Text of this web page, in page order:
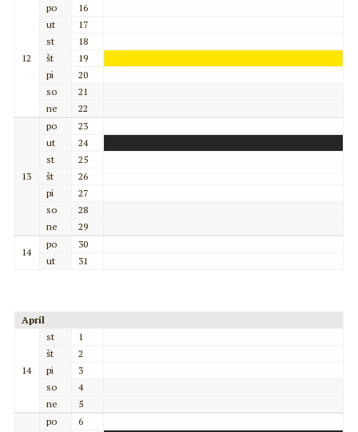
12
po
16
ut
17
st
18
št
19
pi
20
so
21
ne
22
13
po
23
ut
24
st
25
št
26
pi
27
so
28
ne
29
14
po
30
ut
31
Apríl
14
st
1
št
2
pi
3
so
4
ne
5
po
6